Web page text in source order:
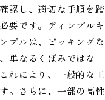
認し、適切な手順を踏
要です。ディンプルキ
プルは、ピッキングな
単なるくぼみではな
れにより、一般的な工
。さらに、一部の高性